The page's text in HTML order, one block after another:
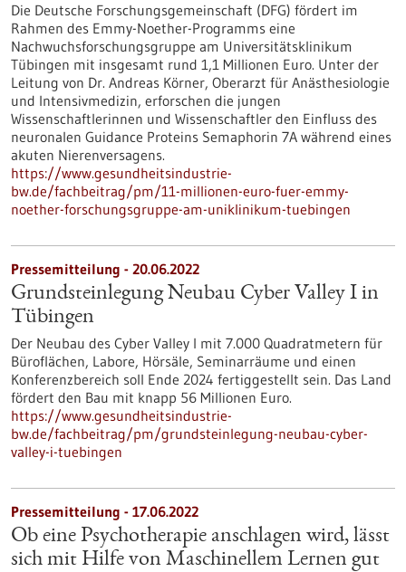
Die Deutsche Forschungsgemeinschaft (DFG) fördert im
Rahmen des Emmy-Noether-Programms eine
Nachwuchsforschungsgruppe am Universitätsklinikum
Tübingen mit insgesamt rund 1,1 Millionen Euro. Unter der
Leitung von Dr. Andreas Körner, Oberarzt für Anästhesiologie
und Intensivmedizin, erforschen die jungen
Wissenschaftlerinnen und Wissenschaftler den Einfluss des
neuronalen Guidance Proteins Semaphorin 7A während eines
akuten Nierenversagens.
https://www.gesundheitsindustrie-
bw.de/fachbeitrag/pm/11-millionen-euro-fuer-emmy-
noether-forschungsgruppe-am-uniklinikum-tuebingen
Pressemitteilung - 20.06.2022
Grundsteinlegung Neubau Cyber Valley I in
Tübingen
Der Neubau des Cyber Valley I mit 7.000 Quadratmetern für
Büroflächen, Labore, Hörsäle, Seminarräume und einen
Konferenzbereich soll Ende 2024 fertiggestellt sein. Das Land
fördert den Bau mit knapp 56 Millionen Euro.
https://www.gesundheitsindustrie-
bw.de/fachbeitrag/pm/grundsteinlegung-neubau-cyber-
valley-i-tuebingen
Pressemitteilung - 17.06.2022
Ob eine Psychotherapie anschlagen wird, lässt
sich mit Hilfe von Maschinellem Lernen gut